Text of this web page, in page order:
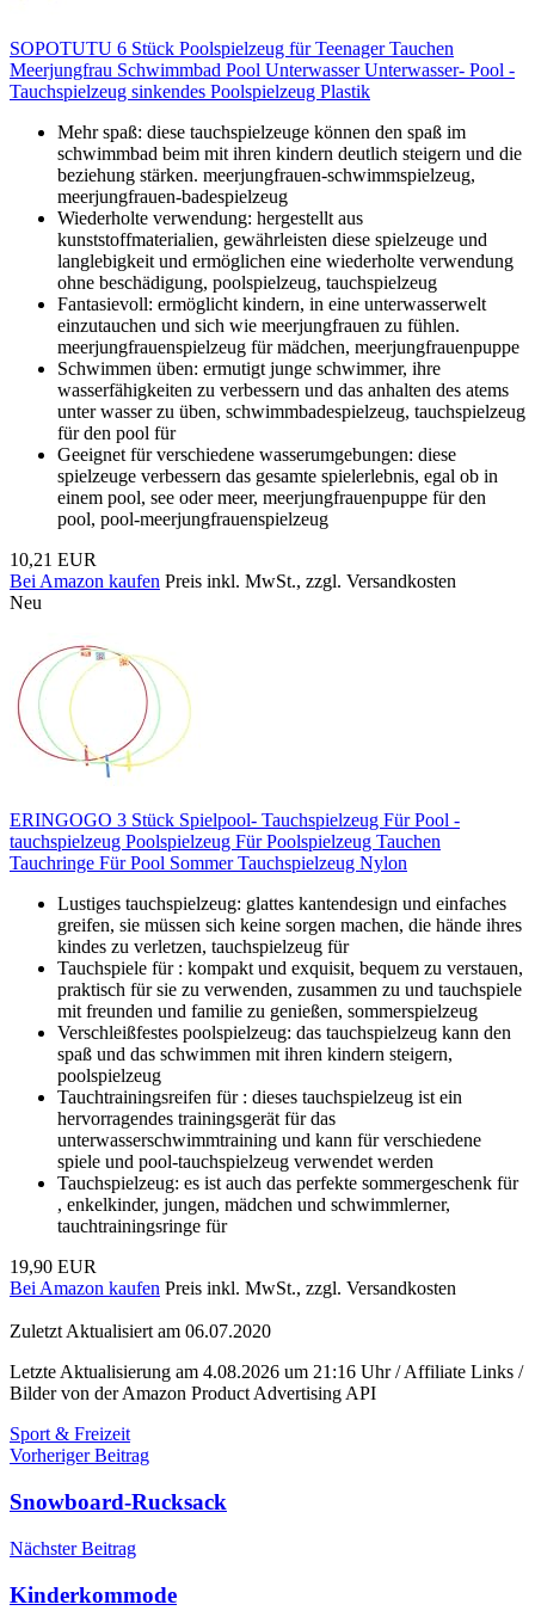
SOPOTUTU 6 Stück Poolspielzeug für Teenager Tauchen
Meerjungfrau Schwimmbad Pool Unterwasser Unterwasser- Pool -
Tauchspielzeug sinkendes Poolspielzeug Plastik
Mehr spaß: diese tauchspielzeuge können den spaß im
schwimmbad beim mit ihren kindern deutlich steigern und die
beziehung stärken. meerjungfrauen-schwimmspielzeug,
meerjungfrauen-badespielzeug
Wiederholte verwendung: hergestellt aus
kunststoffmaterialien, gewährleisten diese spielzeuge und
langlebigkeit und ermöglichen eine wiederholte verwendung
ohne beschädigung, poolspielzeug, tauchspielzeug
Fantasievoll: ermöglicht kindern, in eine unterwasserwelt
einzutauchen und sich wie meerjungfrauen zu fühlen.
meerjungfrauenspielzeug für mädchen, meerjungfrauenpuppe
Schwimmen üben: ermutigt junge schwimmer, ihre
wasserfähigkeiten zu verbessern und das anhalten des atems
unter wasser zu üben, schwimmbadespielzeug, tauchspielzeug
für den pool für
Geeignet für verschiedene wasserumgebungen: diese
spielzeuge verbessern das gesamte spielerlebnis, egal ob in
einem pool, see oder meer, meerjungfrauenpuppe für den
pool, pool-meerjungfrauenspielzeug
10,21 EUR
Bei Amazon kaufen Preis inkl. MwSt., zzgl. Versandkosten
Neu
ERINGOGO 3 Stück Spielpool- Tauchspielzeug Für Pool -
tauchspielzeug Poolspielzeug Für Poolspielzeug Tauchen
Tauchringe Für Pool Sommer Tauchspielzeug Nylon
Lustiges tauchspielzeug: glattes kantendesign und einfaches
greifen, sie müssen sich keine sorgen machen, die hände ihres
kindes zu verletzen, tauchspielzeug für
Tauchspiele für : kompakt und exquisit, bequem zu verstauen,
praktisch für sie zu verwenden, zusammen zu und tauchspiele
mit freunden und familie zu genießen, sommerspielzeug
Verschleißfestes poolspielzeug: das tauchspielzeug kann den
spaß und das schwimmen mit ihren kindern steigern,
poolspielzeug
Tauchtrainingsreifen für : dieses tauchspielzeug ist ein
hervorragendes trainingsgerät für das
unterwasserschwimmtraining und kann für verschiedene
spiele und pool-tauchspielzeug verwendet werden
Tauchspielzeug: es ist auch das perfekte sommergeschenk für
, enkelkinder, jungen, mädchen und schwimmlerner,
tauchtrainingsringe für
19,90 EUR
Bei Amazon kaufen Preis inkl. MwSt., zzgl. Versandkosten
Zuletzt Aktualisiert am 06.07.2020
Letzte Aktualisierung am 4.08.2026 um 21:16 Uhr / Affiliate Links /
Bilder von der Amazon Product Advertising API
Sport & Freizeit
Beitragsnavigation
Vorheriger Beitrag
Snowboard-Rucksack
Nächster Beitrag
Kinderkommode